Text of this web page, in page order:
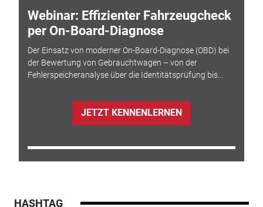
Webinar: Effizienter Fahrzeugcheck
per On-Board-Diagnose
Der Einsatz von moderner On-Board-Diagnose (OBD) bei
der Bewertung von Gebrauchtwagen – von der
Fehlerspeicheranalyse über die Identitätsprüfung bis...
JETZT KENNENLERNEN
HASHTAG